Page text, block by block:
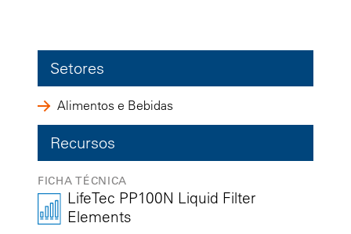
Setores
Alimentos e Bebidas
Recursos
FICHA TÉCNICA
LifeTec PP100N Liquid Filter
Elements